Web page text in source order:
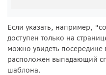
Если указать, например,
доступен только на
можно увидеть посередине
расположен выпадающий
шаблона.